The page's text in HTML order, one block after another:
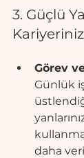
3. Güçlü
Görev
Günlük
daha